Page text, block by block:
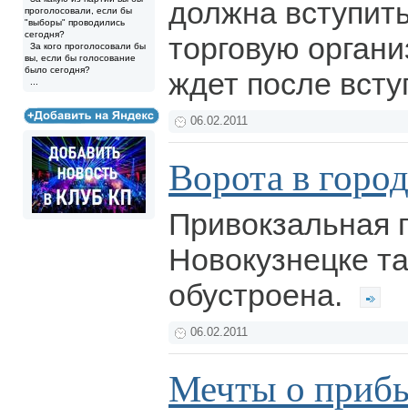
проголосовали, если бы
"выборы" проводились
сегодня?
За кого проголосовали бы
вы, если бы голосование
было сегодня?
должна
торговую
ждет после
06.02.2011
Ворота в
Привокзальная
Новокузнецке
обустроена.
06.02.2011
Мечты о